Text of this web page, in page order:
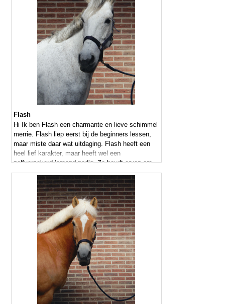
Flash
Hi Ik ben Flash een charmante en lieve schimmel
merrie. Flash liep eerst bij de beginners lessen,
maar miste daar wat uitdaging. Flash heeft een
heel lief karakter, maar heeft wel een
zelfverzekerd iemand nodig. Ze houdt ervan om
gepoetst te worden en doet er ook alles aan om
weer mooi wit te worden.